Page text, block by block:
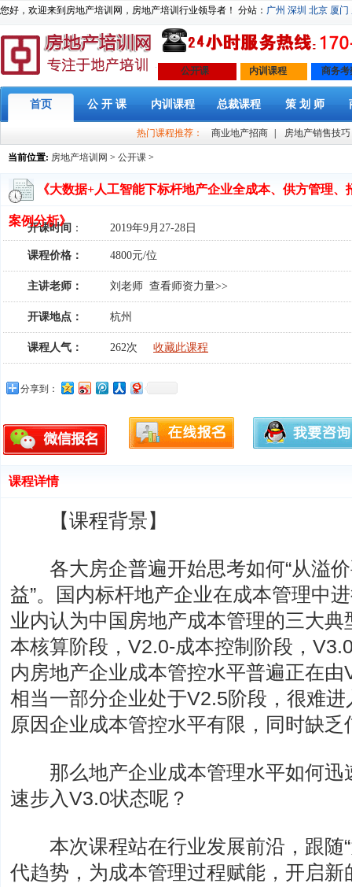
您好，欢迎来到房地产培训网，房地产培训行业领导者！ 分站： 广州 深圳 北京 厦门
公开课 内训课程 商务考
首页 公 开 课 内训课程 总裁课程 策 划 师
热门课程推荐： 商业地产招商 房地产销售技巧
当前位置: 房地产培训网 > 公开课 >
《大数据+人工智能下标杆地产企业全成本、供方管理
案例分析》
开课时间 ： 2019年9月27-28日
课程价格： 4800元/位
主讲老师： 刘老师 查看师资力量>>
开课地点： 杭州
课程人气： 262次 收藏此课程
分享到：
课程详情
【课程背景】
各大房企普遍开始思考如何“从溢价
益”。国内标杆地产企业在成本管理中
业内认为中国房地产成本管理的三大
本核算阶段，V2.0-成本控制阶段，
内房地产企业成本管控水平普遍正在
相当一部分企业处于V2.5阶段，很难
原因企业成本管控水平有限，同时缺
那么地产企业成本管理水平如何迅
速步入V3.0状态呢？
本次课程站在行业发展前沿，跟随“
代趋势，为成本管理过程赋能，开启